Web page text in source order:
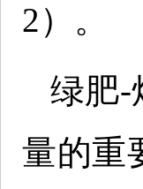
2）。
绿肥-
量的重